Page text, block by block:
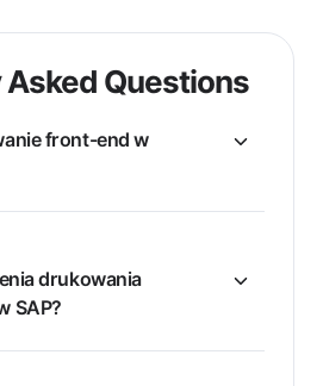
Questions
front-end w
drukowania
SAP?